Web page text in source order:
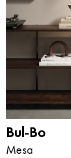
Bul-Bo
Mesa